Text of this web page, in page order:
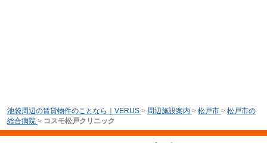
池袋周辺の賃貸物件のことなら｜VERUS > 周辺施設案内 > 松戸市 > 松戸市の
総合病院 > コスモ松戸クリニック